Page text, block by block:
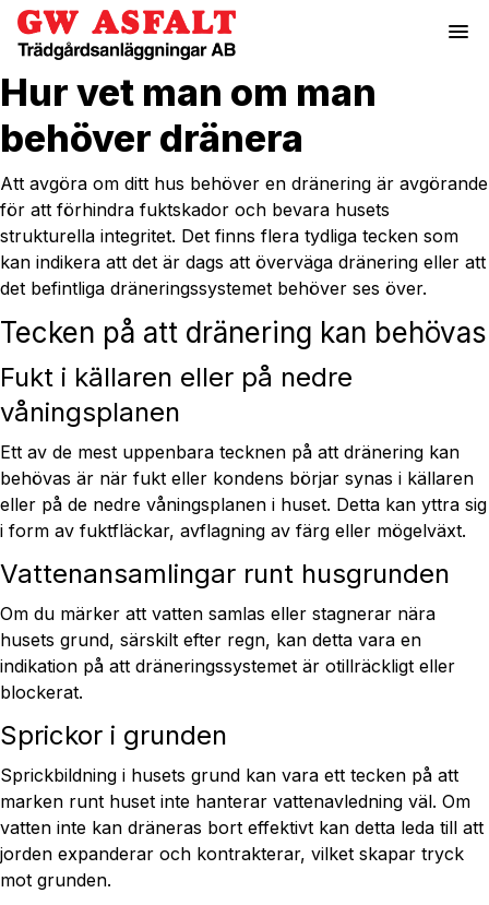
menu
Hur vet man om man
behöver dränera
Att avgöra om ditt hus behöver en dränering är avgörande
för att förhindra fuktskador och bevara husets
strukturella integritet. Det finns flera tydliga tecken som
kan indikera att det är dags att överväga dränering eller att
det befintliga dräneringssystemet behöver ses över.
Tecken på att dränering kan behövas
Fukt i källaren eller på nedre
våningsplanen
Ett av de mest uppenbara tecknen på att dränering kan
behövas är när fukt eller kondens börjar synas i källaren
eller på de nedre våningsplanen i huset. Detta kan yttra sig
i form av fuktfläckar, avflagning av färg eller mögelväxt.
Vattenansamlingar runt husgrunden
Om du märker att vatten samlas eller stagnerar nära
husets grund, särskilt efter regn, kan detta vara en
indikation på att dräneringssystemet är otillräckligt eller
blockerat.
Sprickor i grunden
Sprickbildning i husets grund kan vara ett tecken på att
marken runt huset inte hanterar vattenavledning väl. Om
vatten inte kan dräneras bort effektivt kan detta leda till att
jorden expanderar och kontrakterar, vilket skapar tryck
mot grunden.